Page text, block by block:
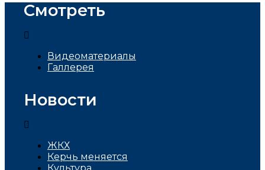
Смотреть
Видеоматериалы
Галлерея
Новости
ЖКХ
Керчь меняется